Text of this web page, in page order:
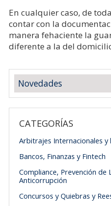
En cualquier caso, de
contar con la
manera fehaciente la
diferente a la del
Novedades
CATEGORÍAS
Arbitrajes Internacionales y
Bancos, Finanzas y Fintech
Compliance, Prevención de
Anticorrupción
Concursos y Quiebras y